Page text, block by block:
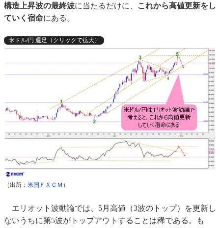
構造上昇波の最終波に当たるだけに、
これから高値更新をし
ていく宿命にある。
米ドル/円 週足（クリックで拡大）
（出所： 米国ＦＸＣＭ ）
エリオット波動論では、5月高値（3波のトップ）を更新し
ないうちに第5波がトップアウトすることは稀である。も